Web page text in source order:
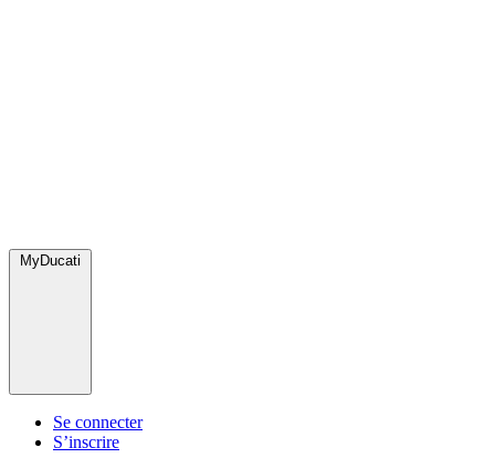
MyDucati
Se connecter
S’inscrire